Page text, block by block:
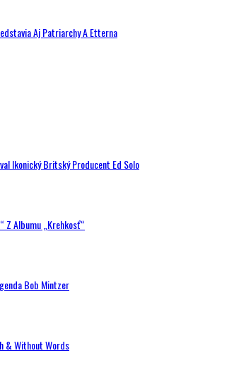
Aj Patriarchy A Etterna
Ikonický Britský Producent Ed Solo
Z Albumu „Krehkosť“
Bob Mintzer
& Without Words